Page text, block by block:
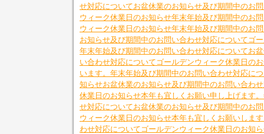
せ対応についてお盆休業のお知らせ及び期間中のお
ウィーク休業日のお知らせ年末年始及び期間中のお
ウィーク休業日のお知らせ年末年始及び期間中のお
お知らせ及び期間中のお問い合わせ対応について ゴ
年末年始及び期間中のお問い合わせ対応についてお
い合わせ対応について ゴールデンウィーク休業日の
います。 年末年始及び期間中のお問い合わせ対応に
知らせお盆休業のお知らせ及び期間中のお問い合わ
休業日のお知らせ本年も宜しくお願い申し上げます。
せ対応についてお盆休業のお知らせ及び期間中のお
ウィーク休業日のお知らせ本年も宜しくお願いしま
わせ対応について ゴールデンウィーク休業日のお知